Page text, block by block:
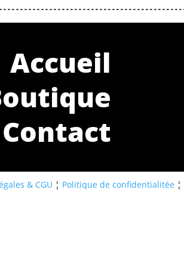
Accueil
Contact
& CGU ¦ Politique de confidentialitée ¦